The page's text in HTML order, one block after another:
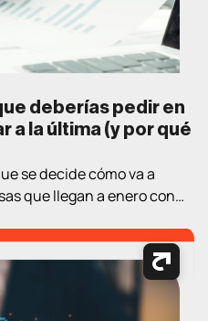
deberías pedir en
a la última (y por qué
se decide cómo va a
que llegan a enero con
a «mirar opciones» en el
ejercicio práctico de
[…]